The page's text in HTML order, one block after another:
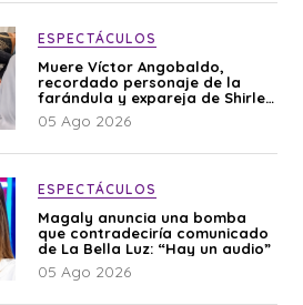
ESPECTÁCULOS
Muere Víctor Angobaldo,
recordado personaje de la
farándula y expareja de Shirley
Cherres
05 Ago 2026
ESPECTÁCULOS
Magaly anuncia una bomba
que contradeciría comunicado
de La Bella Luz: “Hay un audio”
05 Ago 2026